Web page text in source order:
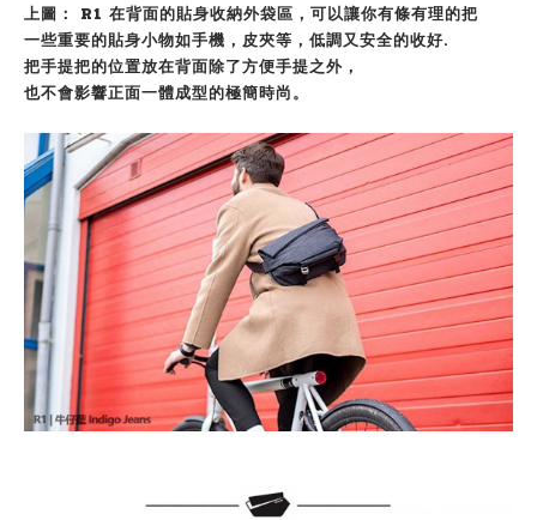
上圖： R1 在背面的貼身收納外袋區，可以讓你有條有理的把
一些重要的貼身小物如手機，皮夾等， 低調又安全的收好.
把手提把的位置放在背面除了方便手提之外，
也不會影響正面一體成型的極簡時尚。